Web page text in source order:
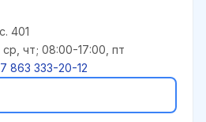
401
чт; 08:00-17:00, пт
863 333-20-12